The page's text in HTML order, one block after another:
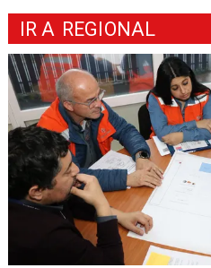
IR A REGIONAL